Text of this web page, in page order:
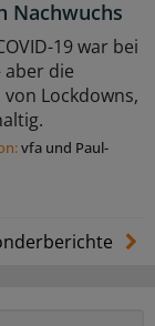
Nachwuchs
19 war bei
aber die
Lockdowns,
vfa und Paul-